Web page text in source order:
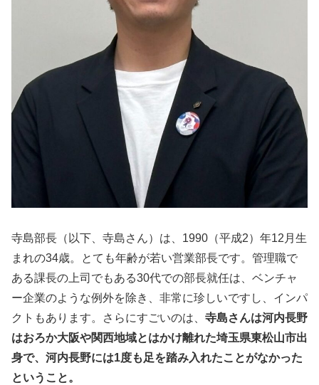
寺島部長（以下、寺島さん）は、1990（平成2）年12月生
まれの34歳。とても年齢が若い営業部長です。管理職で
ある課長の上司でもある30代での部長就任は、ベンチャ
ー企業のような例外を除き、非常に珍しいですし、インパ
クトもあります。さらにすごいのは、 寺島さんは河内長野
はおろか大阪や関西地域とはかけ離れた埼玉県東松山市出
身で、河内長野には1度も足を踏み入れたことがなかった
ということ。